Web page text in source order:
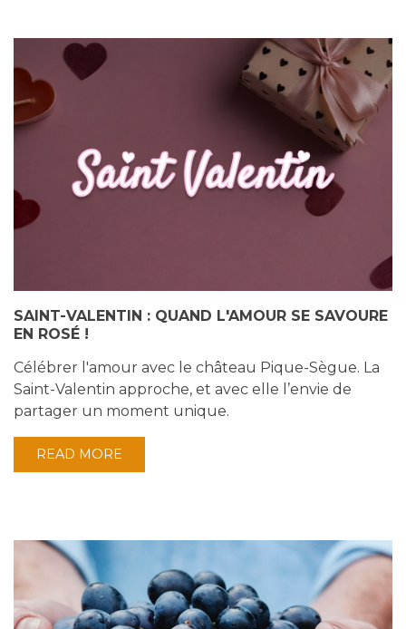
SAINT-VALENTIN : QUAND L'AMOUR SE SAVOURE
EN ROSÉ !
Célébrer l'amour avec le château Pique-Sègue. La
Saint-Valentin approche, et avec elle l’envie de
partager un moment unique.
READ MORE